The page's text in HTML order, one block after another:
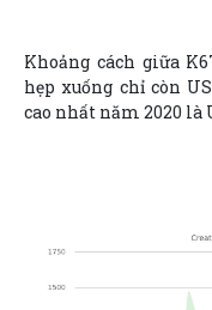
Khoảng cách giữa
hẹp xuống chỉ còn
cao nhất năm 2020 là